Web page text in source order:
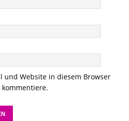
und Website in diesem Browser